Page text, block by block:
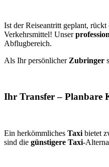
Ist der Reiseantritt geplant,
Verkehrsmittel! Unser
Abflugbereich.
Als Ihr persönlicher Zubringer
Ihr Transfer– Planbare
Ein herkömmliches Taxi bietet
sind die günstigere Taxi-